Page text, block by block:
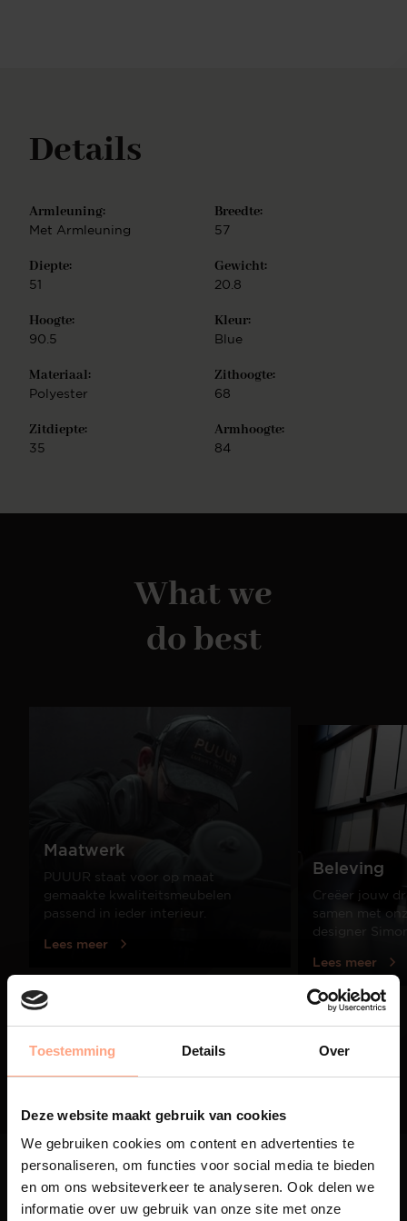
Toestemming Details Over
Deze website maakt gebruik van cookies
We gebruiken cookies om content en advertenties te
personaliseren, om functies voor social media te bieden
en om ons websiteverkeer te analyseren. Ook delen we
informatie over uw gebruik van onze site met onze
Details
Armleuning:
Met Armleuning
Breedte:
57
Diepte:
51
Gewicht:
20.8
Hoogte:
90.5
Kleur:
Blue
Materiaal:
Polyester
Zithoogte:
68
Zitdiepte:
35
Armhoogte:
84
What we
do best
Maatwerk
PUUUR staat voor op maat
gemaakte kwaliteitsmeubelen
passend in ieder interieur.
Lees meer
Beleving
Creëer jouw
samen met
designer
Lees meer